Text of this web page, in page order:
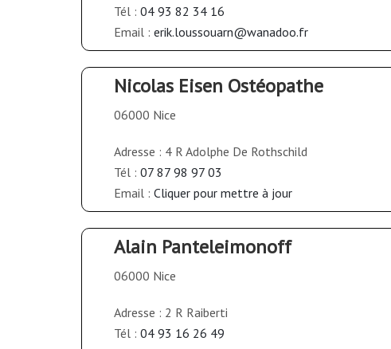
Tél : 04 93 82 34 16
Email : erik.loussouarn@wanadoo.fr
Nicolas Eisen Ostéopathe
06000 Nice
Adresse : 4 R Adolphe De Rothschild
Tél : 07 87 98 97 03
Email : Cliquer pour mettre à jour
Alain Panteleimonoff
06000 Nice
Adresse : 2 R Raiberti
Tél : 04 93 16 26 49